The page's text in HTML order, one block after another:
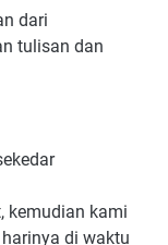
dari
tulisan dan
kemudian kami
di waktu